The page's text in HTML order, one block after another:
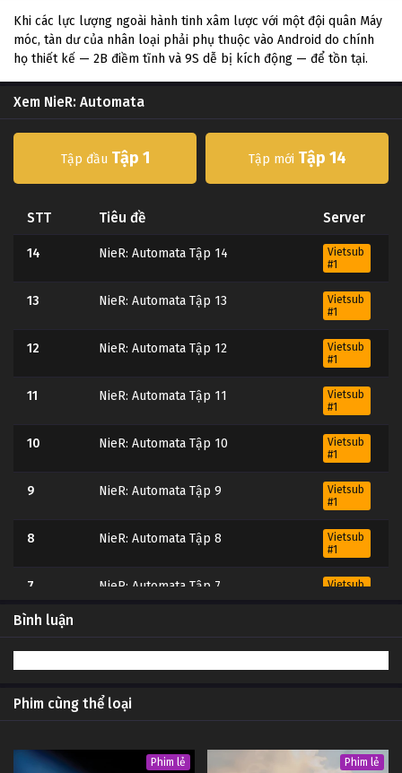
Khi các lực lượng ngoài hành tinh xâm lược với một đội quân Máy
móc, tàn dư của nhân loại phải phụ thuộc vào Android do chính
họ thiết kế — 2B điềm tĩnh và 9S dễ bị kích động — để tồn tại.
Xem NieR: Automata
Tập đầu Tập 1 Tập mới Tập 14
STT Tiêu đề Server
14 NieR: Automata Tập 14
Vietsub
#1
13 NieR: Automata Tập 13
Vietsub
#1
12 NieR: Automata Tập 12
Vietsub
#1
11 NieR: Automata Tập 11
Vietsub
#1
10 NieR: Automata Tập 10
Vietsub
#1
9 NieR: Automata Tập 9
Vietsub
#1
8 NieR: Automata Tập 8
Vietsub
#1
7 NieR: Automata Tập 7
Vietsub
6 NieR: Automata Tập 6
Bình luận
Phim cùng thể loại
Phim lẻ Phim lẻ